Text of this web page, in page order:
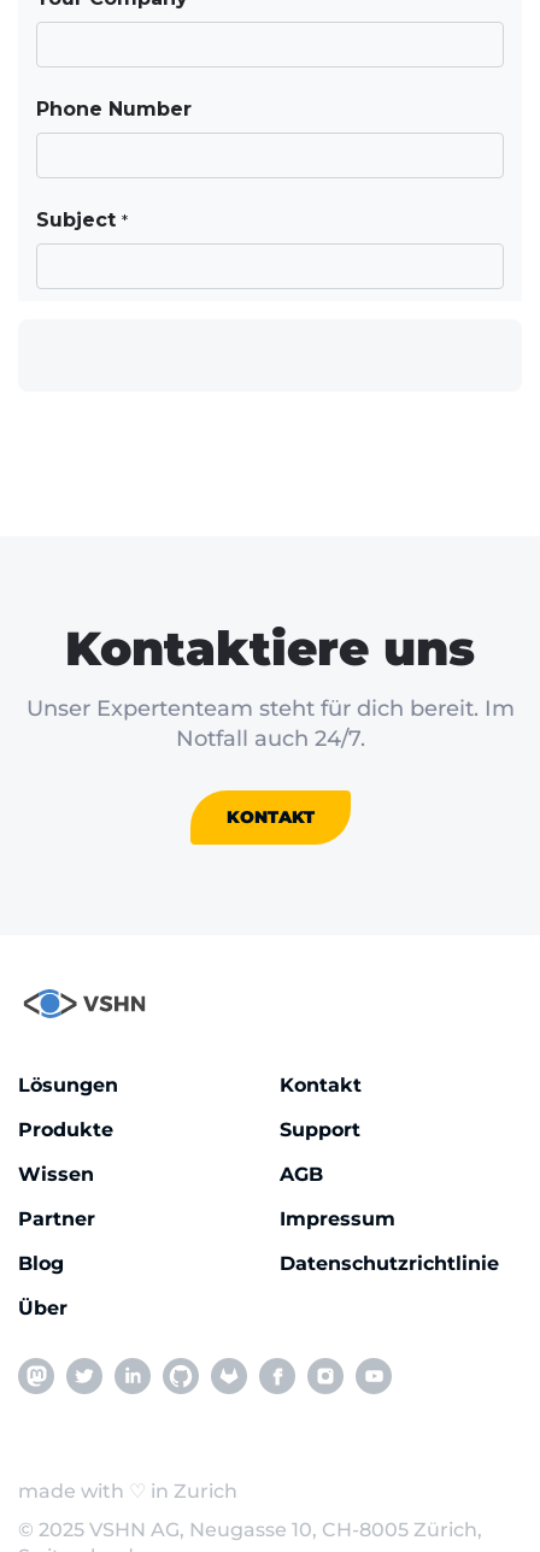
Kontaktiere uns
Unser Expertenteam steht für dich bereit. Im
Notfall auch 24/7.
KONTAKT
Lösungen
Produkte
Wissen
Partner
Blog
Über
Kontakt
Support
AGB
Impressum
Datenschutzrichtlinie
© 2025 VSHN AG, Neugasse 10, CH-8005 Zürich,
made with ♡ in Zurich